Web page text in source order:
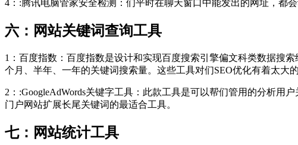
4：:腾讯电脑管家安全检测：们平时在聊天窗口中能发出的网址，都
六：网站关键词查询工具
1：百度指数：百度指数是设计和实现百度搜索引擎偏文科类数据搜
个月、半年、一年的关键词搜索量。这些工具对们SEO优化有着太大
2：:GoogleAdWords关键字工具：此款工具是可以帮们管用的分析
门户网站扩展长尾关键词的最适合工具。
七：网站统计工具